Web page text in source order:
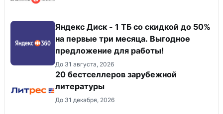
Яндекс Диск - 1 ТБ со скидкой до 50%
на первые три месяца. Выгодное
предложение для работы!
До 31 августа, 2026
20 бестселлеров зарубежной
литературы
До 31 декабря, 2026